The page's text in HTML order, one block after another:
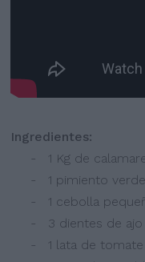
Ingredientes:
- 1 Kg de
- 1 pimiento verde
- 1 cebolla
- 3 dientes de ajo
- 1 lata de tomate